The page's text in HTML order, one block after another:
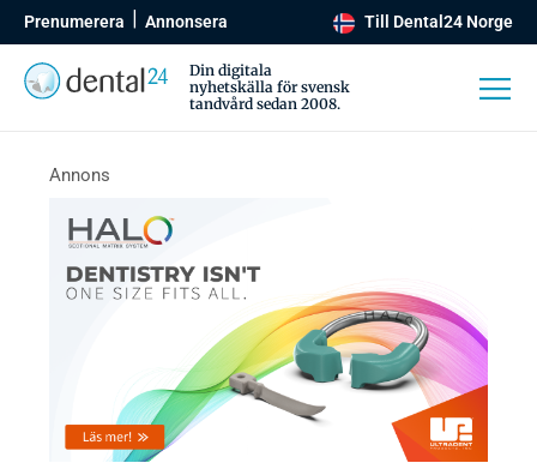
Prenumerera Annonsera Till Dental24 Norge
Din digitala
nyhetskälla för svensk
tandvård sedan 2008.